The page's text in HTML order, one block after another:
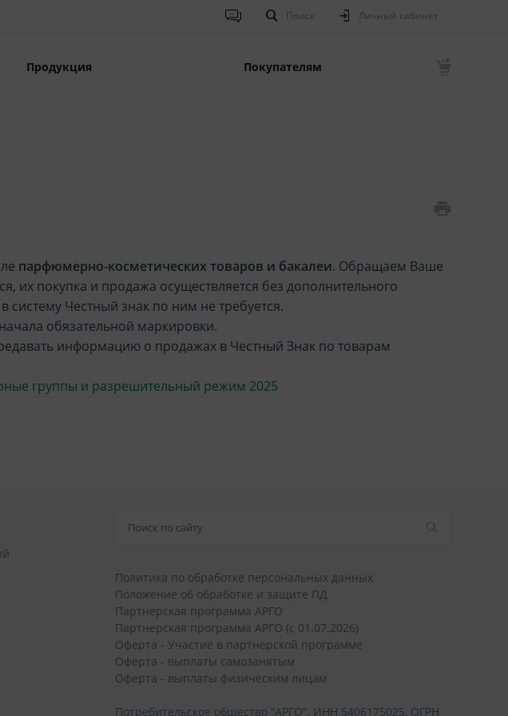
Поиск Личный кабинет
Продукция Покупателям
парфюмерно-косметических товаров и бакалеи. Обращаем Ваше
их покупка и продажа осуществляется без дополнительного
Честный знак по ним не требуется.
обязательной маркировки.
информацию о продажах в Честный Знак по товарам
группы и разрешительный режим 2025
Политика по обработке персональных данных
Положение об обработке и защите ПД
Партнерская программа АРГО
Партнерская программа АРГО (с 01.07.2026)
Оферта - Участие в партнерской программе
Оферта - выплаты самозанятым
Оферта - выплаты физическим лицам
Потребительское общество "АРГО", ИНН 5406175025, ОГРН